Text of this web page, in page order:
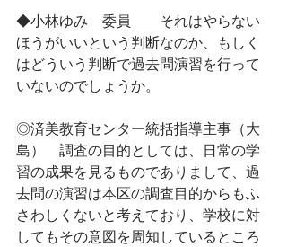
◆小林ゆみ　委員　　それはやらない
ほうがいいという判断なのか、もしく
はどういう判断で過去問演習を行って
いないのでしょうか。
◎済美教育センター統括指導主事（大
島）　調査の目的としては、日常の学
習の成果を見るものでありまして、過
去問の演習は本区の調査目的からもふ
さわしくないと考えており、学校に対
してもその意図を周知しているところ